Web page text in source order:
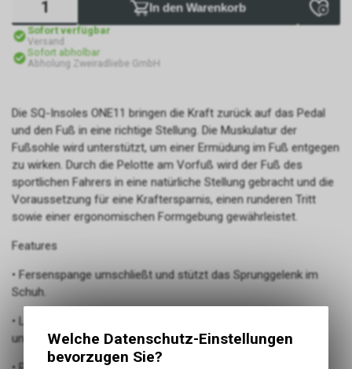
In den Warenkorb
Sofort verfügbar
Versand
Sofort abholbar
Abholung Zweiradliebe GmbH
Die SQ-Insoles ONE11 bringen die Kraft zurück auf das Pedal
und den Fuß in eine richtige Stellung. Die Muskulatur der
Fußsohle wird unterstützt, um einer Ermüdung im Fuß entgegen
zu wirken. Durch die Pelotte am Vorfuß wird der Fuß des
sportlichen Fahrers in eine natürliche Stellung gebracht und die
Voraussetzung für eine Kraftersparnis, einen runderen Tritt
sowie einer ergonomischen Formgebung gewährleistet.
Features
• Fersenspange umschließt und stützt das Sprunggelenk im
Schuh.
• Längsgewölbe Support unterstützt Muskulatur der Fußsohle
und wirkt Ermüdung des Fußes entgegen.
Welche Datenschutz-Einstellungen
bevorzugen Sie?